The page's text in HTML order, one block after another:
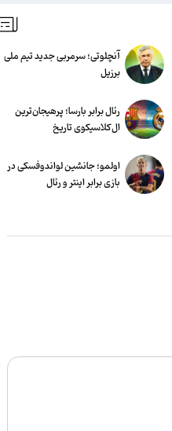
آنچلوتی؛ سرمربی جدید تیم ملی
برزیل
رئال برابر بارسا؛ پرهیجان‌‌ترین
ال‌کلاسیکوی تاریخ
اولمو؛ جانشین لواندوفسکی در
بازی برابر اینتر و رئال